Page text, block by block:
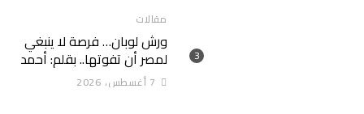
مقالات
ورش لوبان… فرصة لا ينبغي
لمصر أن تفوتها.. بقلم: أحمد
سلام
7 أغسطس، 2026